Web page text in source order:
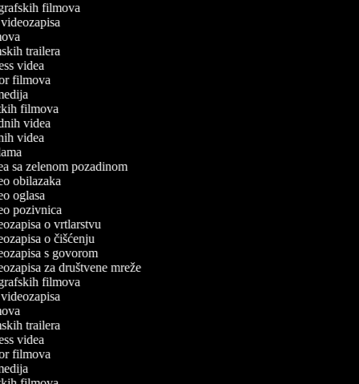
filmova
videozapisa
trailera
videa
filmova
filmova
videa
videa
sa zelenom pozadinom
obilazaka
oglasa
pozivnica
o vrtlarstvu
o čišćenju
s govorom
za društvene mreže
filmova
videozapisa
trailera
videa
filmova